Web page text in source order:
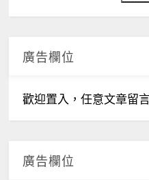
廣告欄位
歡迎置入，任意文章留
廣告欄位